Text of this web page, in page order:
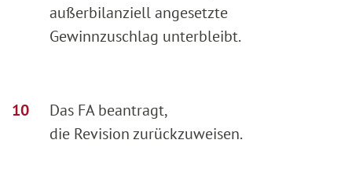
außerbilanziell angesetzte
Gewinnzuschlag unterbleibt.
Das FA beantragt,
die Revision zurückzuweisen.